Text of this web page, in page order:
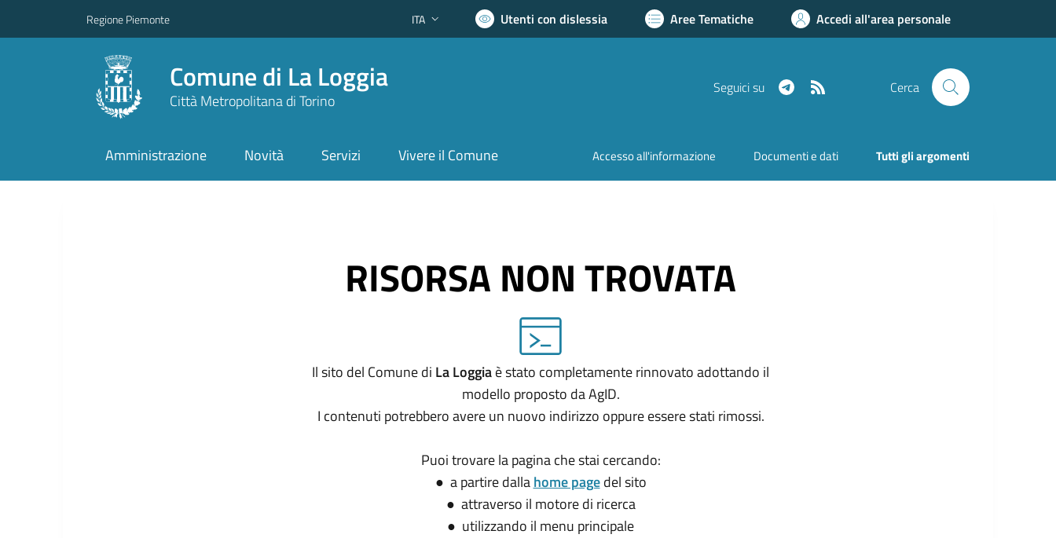
Regione Piemonte Lingua attiva:
ITA Utenti con dislessia Aree Tematiche Accedi all'area personale
Comune di La Loggia
Città Metropolitana di Torino
Seguici su Telegram Cerca
Amministrazione Novità Servizi Vivere il Comune Accesso all'informazione Documenti e dati Tutti gli argomenti
RISORSA NON TROVATA
Il sito del Comune di La Loggiaè stato completamente rinnovato adottando il
modello proposto da AgID.
I contenuti potrebbero avere un nuovo indirizzo oppure essere stati rimossi.
Puoi trovare la pagina che stai cercando:
● a partire dallahome pagedel sito
● attraverso il motore di ricerca
● utilizzando il menu principale